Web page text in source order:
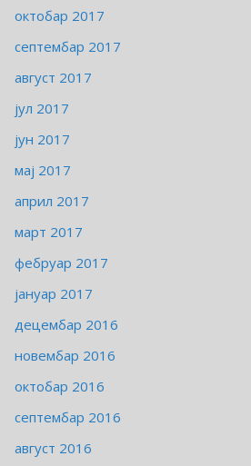
октобар 2017
септембар 2017
август 2017
јул 2017
јун 2017
мај 2017
април 2017
март 2017
фебруар 2017
јануар 2017
децембар 2016
новембар 2016
октобар 2016
септембар 2016
август 2016